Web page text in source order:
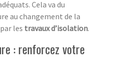
Cela va du
au changement de la
les travaux d’isolation.
: renforcez votre